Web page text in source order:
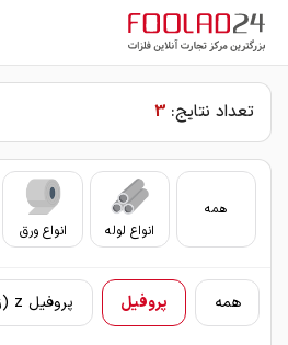
تعداد نتایج: 3
همه
انواع لوله
انواع ورق
همه پروفیل پروفیل z (زد)